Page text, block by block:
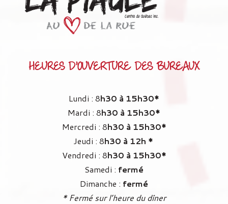
HEURES D’OUVERTURE DES BUREAUX
Lundi : 8h30 à 15h30*
Mardi : 8h30 à 15h30*
Mercredi : 8h30 à 15h30*
Jeudi : 8h30 à 12h *
Vendredi : 8h30 à 15h30*
Samedi : fermé
Dimanche : fermé
* Fermé sur l’heure du dîner